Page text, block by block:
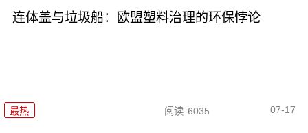
连体盖与垃圾船：欧盟塑料治理的环保悖论
最热 阅读 6035 07-17